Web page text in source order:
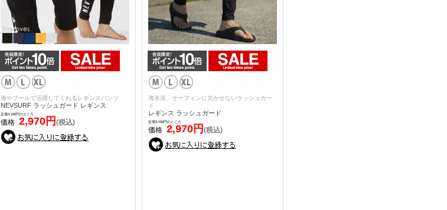
海やプールで活躍してくれるレギンスパンツ
NEVSURF ラッシュガード レギンス
定価3,190円のところ
価格 2,970円 (税込)
海水浴、サーフィンに欠かせないラッシュガー
ド
レギンス ラッシュガード
定価3,190円のところ
価格 2,970円 (税込)